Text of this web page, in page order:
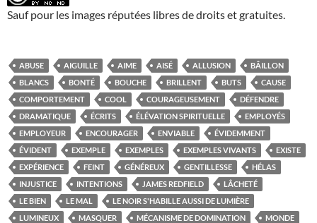
Sauf pour les images réputées libres de droits et gratuites.
ABUSE AIGUILLE AIME AISÉ ALLUSION
BÂILLON
BLANCS
BONTÉ BOUCHE BRILLENT BUTS
CAUSE
COMPORTEMENT
COOL COURAGEUSEMENT
DÉFENDRE
DRAMATIQUE
ÉCRITS ÉLÉVATION SPIRITUELLE
EMPLOYÉS
EMPLOYEUR
ENCOURAGER ENVIABLE
ÉVIDEMMENT
ÉVIDENT
EXEMPLE EXEMPLES EXEMPLES VIVANTS
EXISTE
EXPÉRIENCE
FEINT GÉNÉREUX GENTILLESSE
HÉLAS
INJUSTICE
INTENTIONS JAMES REDFIELD
LÂCHETÉ
LE BIEN
LE MAL
LE NOIR S'HABILLE AUSSI DE LUMIÈRE
LUMINEUX
MASQUER MÉCANISME DE DOMINATION
MONDE